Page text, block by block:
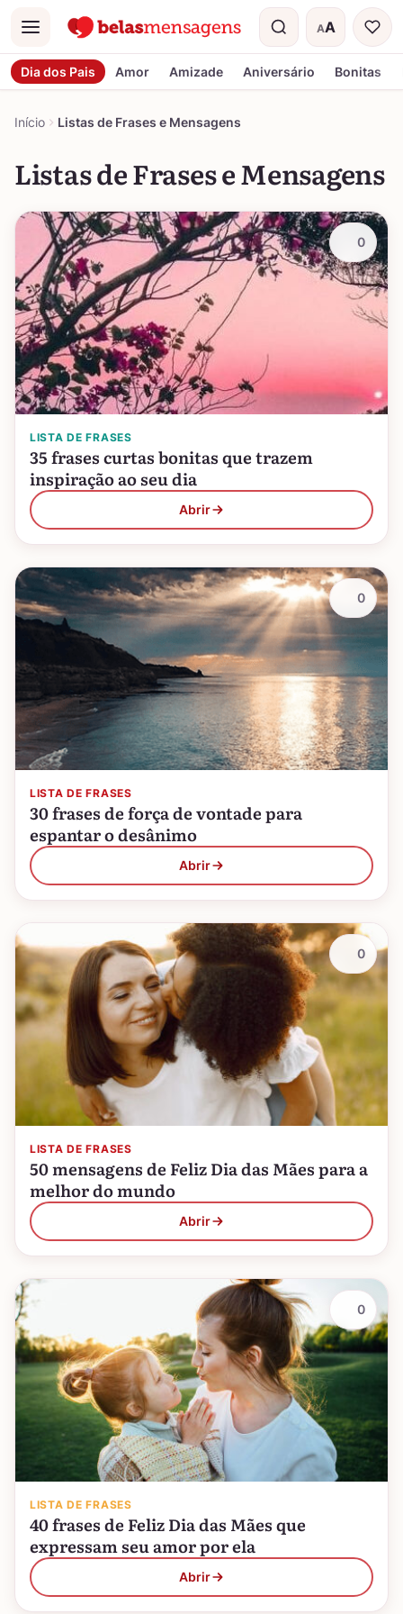
Menu AA
Tamanho do
Dia dos Pais Amor Amizade Aniversário Bonitas
Início Listas de Frases e Mensagens
Listas de Frases e Mensagens
LISTA DE FRASES
35 frases curtas bonitas que trazem
inspiração ao seu dia
Abrir
0
LISTA DE FRASES
30 frases de força de vontade para
espantar o desânimo
Abrir
0
LISTA DE FRASES
50 mensagens de Feliz Dia das Mães para a
melhor do mundo
Abrir
0
LISTA DE FRASES
40 frases de Feliz Dia das Mães que
expressam seu amor por ela
Abrir
0